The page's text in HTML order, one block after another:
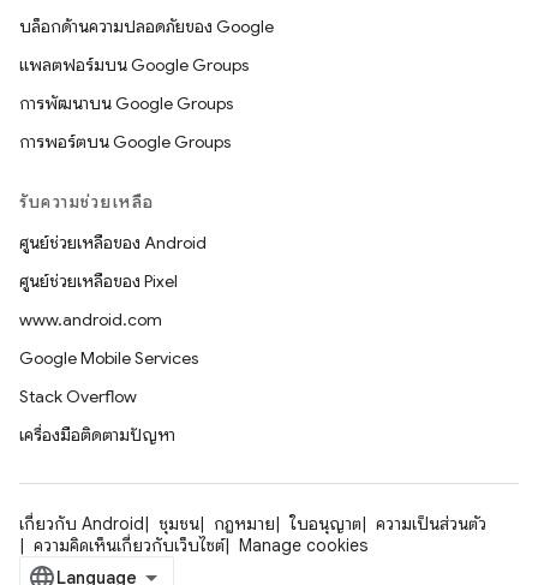
บล็อกด้านความปลอดภัยของ Google
แพลตฟอร์มบน Google Groups
การพัฒนาบน Google Groups
การพอร์ตบน Google Groups
รับความช่วยเหลือ
ศูนย์ช่วยเหลือของ Android
ศูนย์ช่วยเหลือของ Pixel
www.android.com
Google Mobile Services
Stack Overflow
เครื่องมือติดตามปัญหา
เกี่ยวกับ Android ชุมชน กฎหมาย ใบอนุญาต
ความเป็นส่วนตัว
ความคิดเห็นเกี่ยวกับเว็บไซต์
Manage cookies